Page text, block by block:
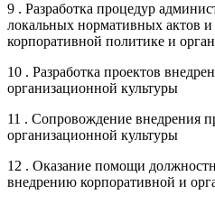
9 . Разработка процедур
локальных нормативных актов
корпоративной политике и
10 . Разработка проектов
организационной культуры
11 . Сопровождение внедрения
организационной культуры
12 . Оказание помощи
внедрению корпоративной и